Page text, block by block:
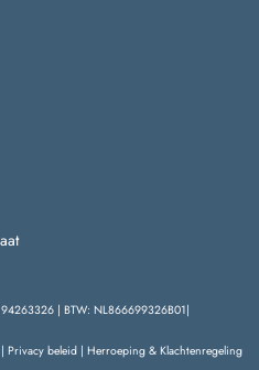
| BTW: NL866699326B01|
| Privacy beleid | Herroeping & Klachtenregeling